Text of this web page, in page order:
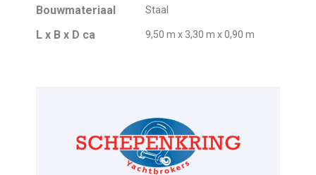
Bouwmateriaal Staal
L x B x D ca 9,50 m x 3,30 m x 0,90 m